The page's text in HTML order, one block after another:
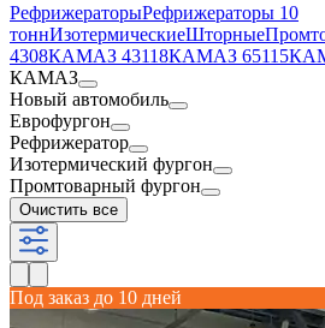
РефрижераторыРефрижераторы 10
тоннИзотермическиеШторные
4308КАМАЗ 43118КАМАЗ 65115
КАМАЗ
Новый автомобиль
Еврофургон
Рефрижератор
Изотермический фургон
Промтоварный фургон
Очистить все
Под заказ до 10 дней